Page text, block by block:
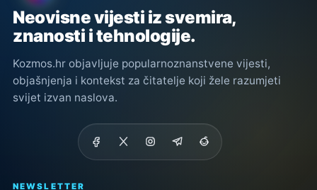
Neovisne vijesti iz svemira,
znanosti i tehnologije.
Kozmos.hr objavljuje popularnoznanstvene vijesti,
objašnjenja i kontekst za čitatelje koji žele razumjeti
svijet izvan naslova.
NEWSLETTER